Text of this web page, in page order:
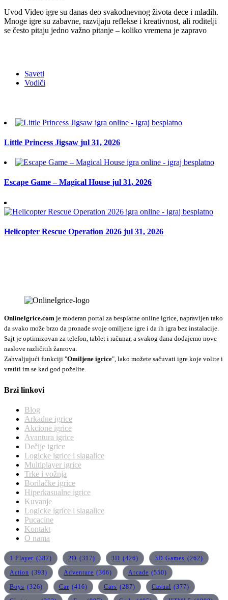
Uvod Video igre su danas deo svakodnevnog života dece i mladih.
Mnoge igre su zabavne, razvijaju reflekse i kreativnost, ali roditelji
se često pitaju jedno važno pitanje – koliko vremena je zapravo
Saveti
Vodiči
Little Princess Jigsaw jul 31, 2026
Escape Game – Magical House jul 31, 2026
Helicopter Rescue Operation 2026 jul 31, 2026
OnlineIgrice.com je moderan portal za besplatne online igrice, napravljen tako
da svako može brzo da pronađe svoje omiljene igre i da ih igra bez instalacije.
Sajt je optimizovan za telefon, tablet i računar, a svakog dana dodajemo nove
naslove različitih žanrova.
Zahvaljujući funkciji "Omiljene igrice", lako možete sačuvati igre koje volite i
vratiti im se kad god poželite.
Brzi linkovi
Blog
Arkadne igrice
Akcione igrice
Avantura igrice
Dečije igrice
Logicke igrice i slagalice
Multiplayer igrice
Trke i vožnja
Borilačke igrice
Hiperkasualne igrice
Kuvanje
Logicke igrice i slagalice
Pucacine
Kontakt
O nama
1 Player (387) 2D (317) 3D (426) 3D Games (262)
Action (393) Adventure (366) Arcade (550)
Boys (326) Car (416) Cars (287) Casual (377)